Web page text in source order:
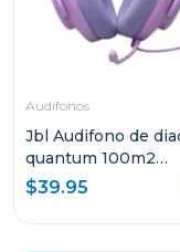
Audifonos
Jbl Audifono de
quantum 100m2
púrpura
$39.95